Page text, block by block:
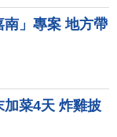
南」專案 地方帶
加菜4天 炸雞披